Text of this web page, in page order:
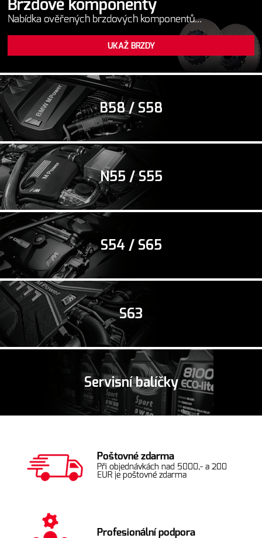
Brzdové komponenty
Nabídka ověřených brzdových komponentů...
UKAŽ BRZDY
B58 / S58
N55 / S55
S54 / S65
S63
Servisní balíčky
Poštovné zdarma
Při objednávkách nad 5000,- a 200
EUR je poštovné zdarma
Profesionální podpora